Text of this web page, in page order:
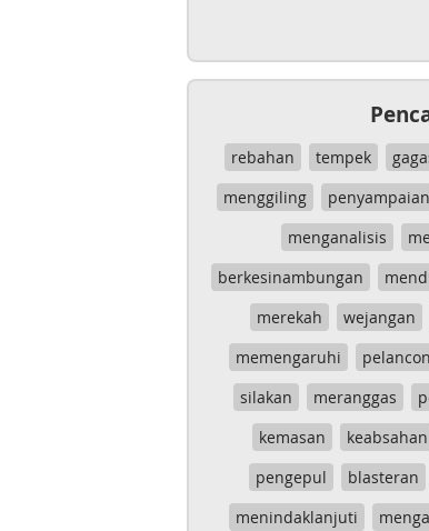
rebahan tempek
menggiling
penyampaian
menganalisis
berkesinambungan
merekah
wejangan
memengaruhi
silakan
meranggas
kemasan
keabsahan
pengepul
blasteran
menindaklanjuti